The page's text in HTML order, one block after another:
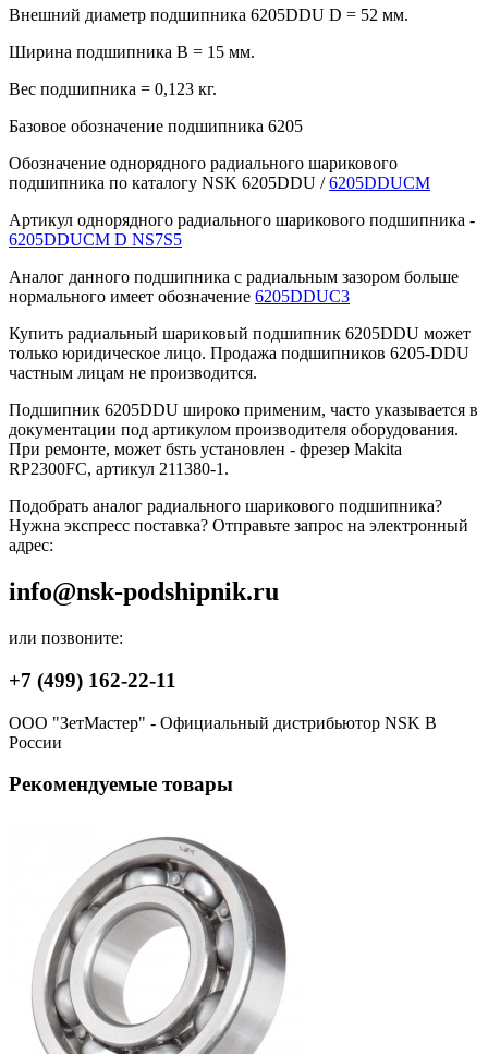
Внешний диаметр подшипника 6205DDU D = 52 мм.
Ширина подшипника B = 15 мм.
Вес подшипника = 0,123 кг.
Базовое обозначение подшипника 6205
Обозначение однорядного радиального шарикового
подшипника по каталогу NSK 6205DDU /6205DDUCM
Артикул однорядного радиального шарикового подшипника -
6205DDUCM D NS7S5
Аналог данного подшипника с радиальным зазором больше
нормального имеет обозначение 6205DDUС3
Купить радиальный шариковый подшипник 6205DDU может
только юридическое лицо. Продажа подшипников 6205-DDU
частным лицам не производится.
Подшипник 6205DDU широко применим, часто указывается в
документации под артикулом производителя оборудования.
При ремонте, может бsть установлен - фрезер Makita
RP2300FC, артикул 211380-1.
Подобрать аналог радиального шарикового подшипника?
Нужна экспресс поставка? Отправьте запрос на электронный
адрес:
info@nsk-podshipnik.ru
или позвоните:
+7 (499) 162-22-11
ООО "ЗетМастер" - Официальный дистрибьютор NSK В
России
Рекомендуемые товары